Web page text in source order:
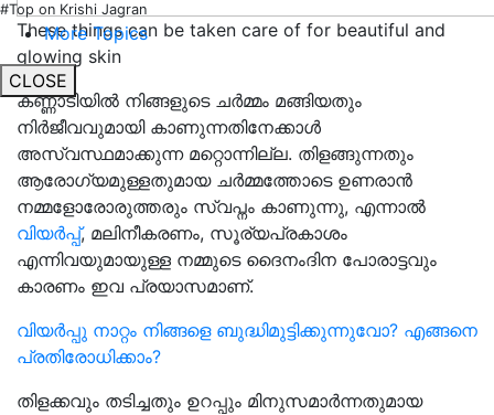
#Top on Krishi Jagran
More Topics
CLOSE
These things can be taken care of for beautiful and
glowing skin
കണ്ണാടിയിൽ നിങ്ങളുടെ ചർമ്മം മങ്ങിയതും
നിർജീവവുമായി കാണുന്നതിനേക്കാൾ
അസ്വസ്ഥമാക്കുന്ന മറ്റൊന്നില്ല. തിളങ്ങുന്നതും
ആരോഗ്യമുള്ളതുമായ ചർമ്മത്തോടെ ഉണരാൻ
നമ്മളോരോരുത്തരും സ്വപ്നം കാണുന്നു, എന്നാൽ
വിയർപ്പ്, മലിനീകരണം, സൂര്യപ്രകാശം
എന്നിവയുമായുള്ള നമ്മുടെ ദൈനംദിന പോരാട്ടവും
കാരണം ഇവ പ്രയാസമാണ്.
വിയര്‍പ്പു നാറ്റം നിങ്ങളെ ബുദ്ധിമുട്ടിക്കുന്നുവോ? എങ്ങനെ
പ്രതിരോധിക്കാം?
തിളക്കവും തടിച്ചതും ഉറപ്പും മിനുസമാർന്നതുമായ